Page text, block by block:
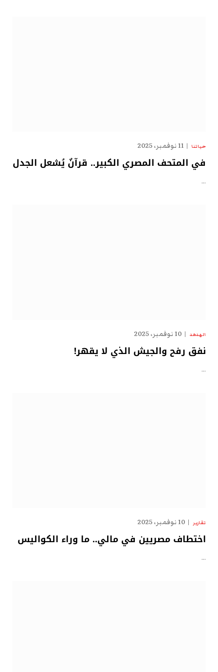
حياتنا 11 نوفمبر، 2025
في المتحف المصري الكبير.. قرآنٌ يُشعل الجدل
…
الهدهد 10 نوفمبر، 2025
نفق رفح والجيش الذي لا يقهر!
…
تقارير 10 نوفمبر، 2025
اختطاف مصريين في مالي.. ما وراء الكواليس
…